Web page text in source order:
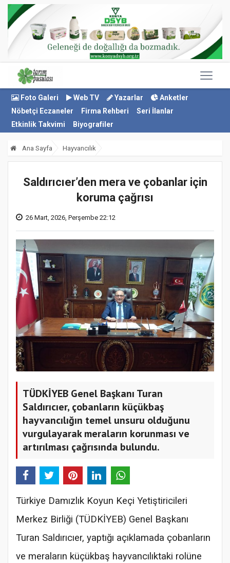
Foto Galeri Web TV Yazarlar
Anketler
Nöbetçi Eczaneler
Firma Rehberi
Seri İlanlar
Etkinlik Takvimi
Biyografiler
Ana Sayfa Hayvancılık
Saldırıcıer’den mera ve çobanlar için
koruma çağrısı
26 Mart, 2026, Perşembe 22:12
TÜDKİYEB Genel Başkanı Turan
Saldırıcıer, çobanların küçükbaş
hayvancılığın temel unsuru olduğunu
vurgulayarak meraların korunması ve
artırılması çağrısında bulundu.
Türkiye Damızlık Koyun Keçi Yetiştiricileri
Merkez Birliği (TÜDKİYEB) Genel Başkanı
Turan Saldırıcıer, yaptığı açıklamada çobanların
ve meraların küçükbaş hayvancılıktaki rolüne